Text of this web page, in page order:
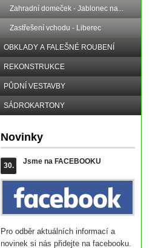
Zahradní domeček - Jablonec na...
Zastřešení vchodu - Liberec
OBKLADY A FALEŠNÉ ROUBENÍ
REKONSTRUKCE
PŮDNÍ VESTAVBY
SÁDROKARTONY
Novinky
30. Jsme na FACEBOOKU
Pro odběr aktuálních informací a
novinek si nás přidejte na facebooku.